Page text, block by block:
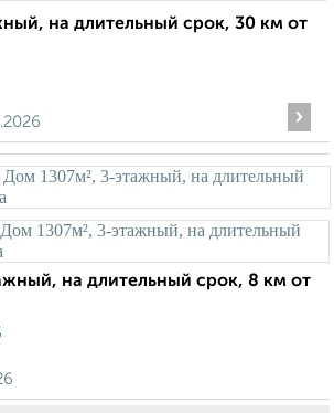
на длительный срок, 30 км от
›
на длительный срок, 8 км от